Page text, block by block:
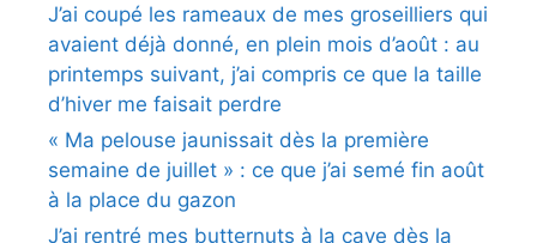
J’ai coupé les rameaux de mes groseilliers qui
avaient déjà donné, en plein mois d’août : au
printemps suivant, j’ai compris ce que la taille
d’hiver me faisait perdre
« Ma pelouse jaunissait dès la première
semaine de juillet » : ce que j’ai semé fin août
à la place du gazon
J’ai rentré mes butternuts à la cave dès la